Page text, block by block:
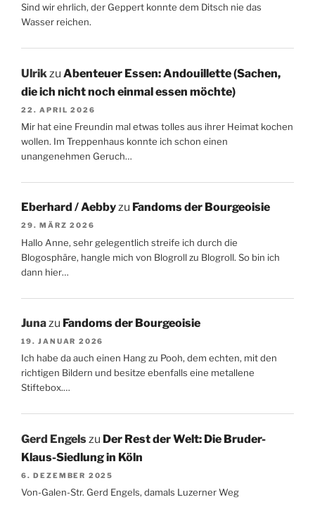
Sind wir ehrlich, der Geppert konnte dem Ditsch nie das
Wasser reichen.
Ulrik zu Abenteuer Essen: Andouillette (Sachen,
die ich nicht noch einmal essen möchte)
22. APRIL 2026
Mir hat eine Freundin mal etwas tolles aus ihrer Heimat kochen
wollen. Im Treppenhaus konnte ich schon einen
unangenehmen Geruch…
Eberhard / Aebbyzu Fandoms der Bourgeoisie
29. MÄRZ 2026
Hallo Anne, sehr gelegentlich streife ich durch die
Blogosphäre, hangle mich von Blogroll zu Blogroll. So bin ich
dann hier…
Junazu Fandoms der Bourgeoisie
19. JANUAR 2026
Ich habe da auch einen Hang zu Pooh, dem echten, mit den
richtigen Bildern und besitze ebenfalls eine metallene
Stiftebox.…
Gerd Engelszu Der Rest der Welt: Die Bruder-
Klaus-Siedlung in Köln
6. DEZEMBER 2025
Von-Galen-Str. Gerd Engels, damals Luzerner Weg